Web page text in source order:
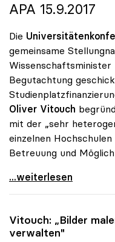
APA 15.9.2017
Die
gemeinsame
Begutachtung
Oliver Vitouch
mit der „sehr
einzelnen Hochschulen
Betreuung und
Vitouch zu Budget:
...weiterlesen
Vitouch: „Bilder
verwalten"